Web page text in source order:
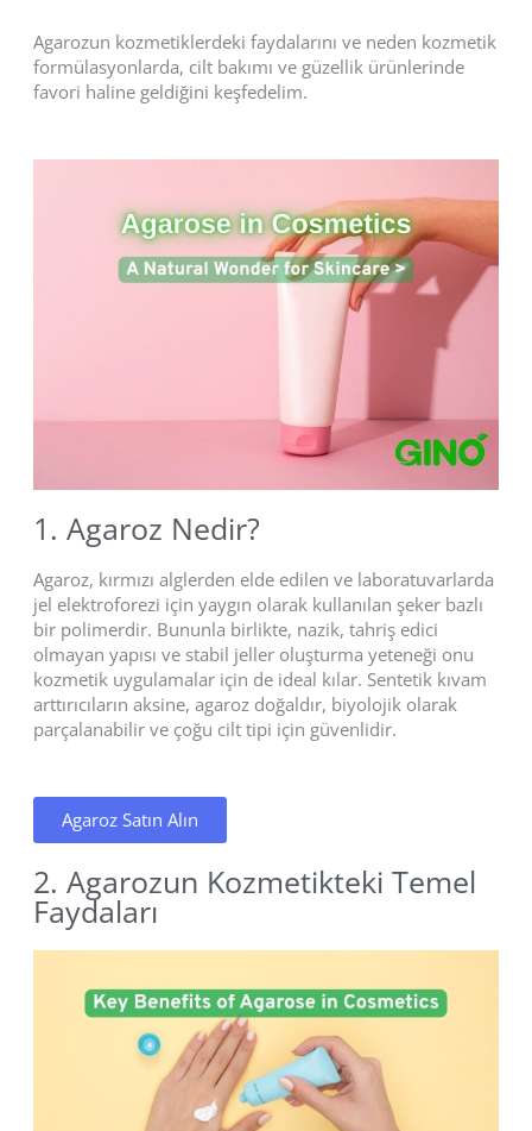
Agarozun kozmetiklerdeki faydalarını ve neden kozmetik
formülasyonlarda, cilt bakımı ve güzellik ürünlerinde
favori haline geldiğini keşfedelim.
1. Agaroz Nedir?
Agaroz, kırmızı alglerden elde edilen ve laboratuvarlarda
jel elektroforezi için yaygın olarak kullanılan şeker bazlı
bir polimerdir. Bununla birlikte, nazik, tahriş edici
olmayan yapısı ve stabil jeller oluşturma yeteneği onu
kozmetik uygulamalar için de ideal kılar. Sentetik kıvam
arttırıcıların aksine, agaroz doğaldır, biyolojik olarak
parçalanabilir ve çoğu cilt tipi için güvenlidir.
Agaroz Satın Alın
2. Agarozun Kozmetikteki Temel
Faydaları